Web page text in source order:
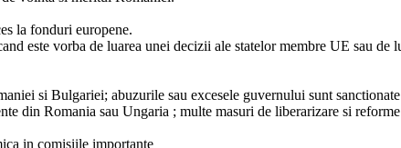
la fonduri europene.
este vorba de luarea unei decizii ale statelor membre UE sau
si Bulgariei; abuzurile sau excesele guvernului sunt
din Romania sau Ungaria ; multe masuri de liberarizare si
in comisiile importante